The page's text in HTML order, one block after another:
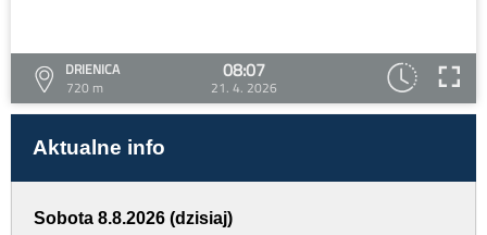
DRIENICA
720 m
08:07
21. 4. 2026
Aktualne info
Sobota 8.8.2026 (dzisiaj)